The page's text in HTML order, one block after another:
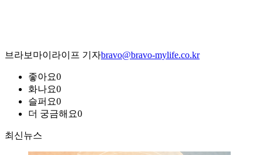
브라보마이라이프 기자bravo@bravo-mylife.co.kr
좋아요0
화나요0
슬퍼요0
더 궁금해요0
최신뉴스